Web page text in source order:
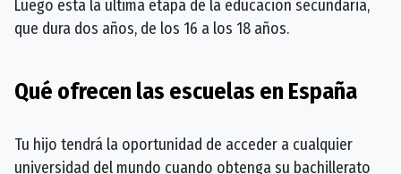
Luego está la última etapa de la educación secundaria,
que dura dos años, de los 16 a los 18 años.
Qué ofrecen las escuelas en España
Tu hijo tendrá la oportunidad de acceder a cualquier
universidad del mundo cuando obtenga su bachillerato